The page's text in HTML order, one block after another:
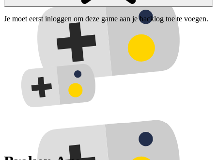
Je moet eerst inloggen om deze game aan je backlog toe te voegen.